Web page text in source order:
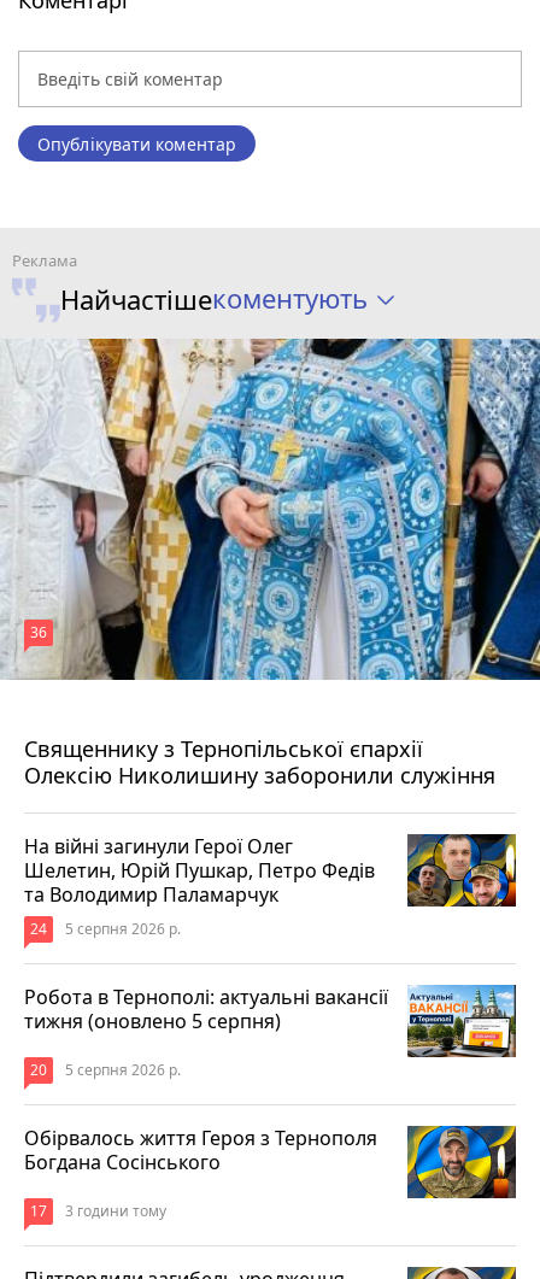
Опублікувати коментар
Найчастішекоментують
Священнику з Тернопільської єпархії
Олексію Николишину заборонили служіння
36
На війні загинули Герої Олег
Шелетин, Юрій Пушкар, Петро Федів
та Володимир Паламарчук
24 5 серпня 2026 р.
Робота в Тернополі: актуальні вакансії
тижня (оновлено 5 серпня)
20 5 серпня 2026 р.
Обірвалось життя Героя з Тернополя
Богдана Сосінського
17 3 години тому